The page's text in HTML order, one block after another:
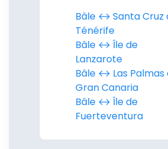
Bâle ↔︎ Santa Cruz
Ténérife
Bâle ↔︎ Île de
Lanzarote
Bâle ↔︎ Las Palmas
Gran Canaria
Bâle ↔︎ Île de
Fuerteventura